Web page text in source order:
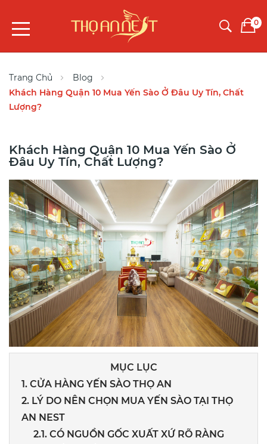
0
Trang Chủ
Blog
Khách Hàng Quận 10 Mua Yến Sào Ở Đâu Uy Tín, Chất
Lượng?
Khách Hàng Quận 10 Mua Yến Sào Ở
Đâu Uy Tín, Chất Lượng?
MỤC LỤC
1. CỬA HÀNG YẾN SÀO THỌ AN
2. LÝ DO NÊN CHỌN MUA YẾN SÀO TẠI THỌ
AN NEST
2.1. CÓ NGUỒN GỐC XUẤT XỨ RÕ RÀNG